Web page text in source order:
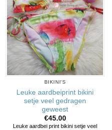
BIKINI'S
Leuke aardbeiprint bikini
setje veel gedragen
geweest
€45.00
Leuke aardbei print bikini setje veel